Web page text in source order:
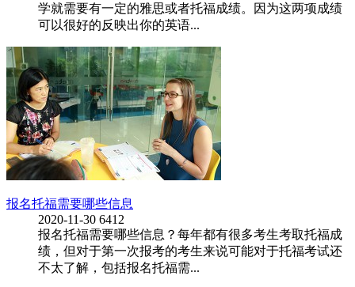
学就需要有一定的雅思或者托福成绩。因为这两项成绩
可以很好的反映出你的英语...
报名托福需要哪些信息
2020-11-30 6412
报名托福需要哪些信息？每年都有很多考生考取托福成
绩，但对于第一次报考的考生来说可能对于托福考试还
不太了解，包括报名托福需...